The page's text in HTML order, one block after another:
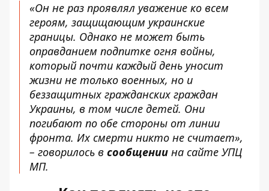
«Он не раз проявлял уважение ко всем
героям, защищающим украинские
границы. Однако не может быть
оправданием подпитке огня войны,
который почти каждый день уносит
жизни не только военных, но и
беззащитных гражданских граждан
Украины, в том числе детей. Они
погибают по обе стороны от линии
фронта. Их смерти никто не считает»,
– говорилось в сообщении на сайте УПЦ
МП.